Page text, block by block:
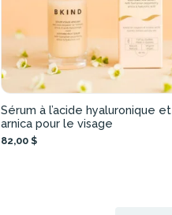
Sérum à l’acide hyaluronique et
arnica pour le visage
82,00 $